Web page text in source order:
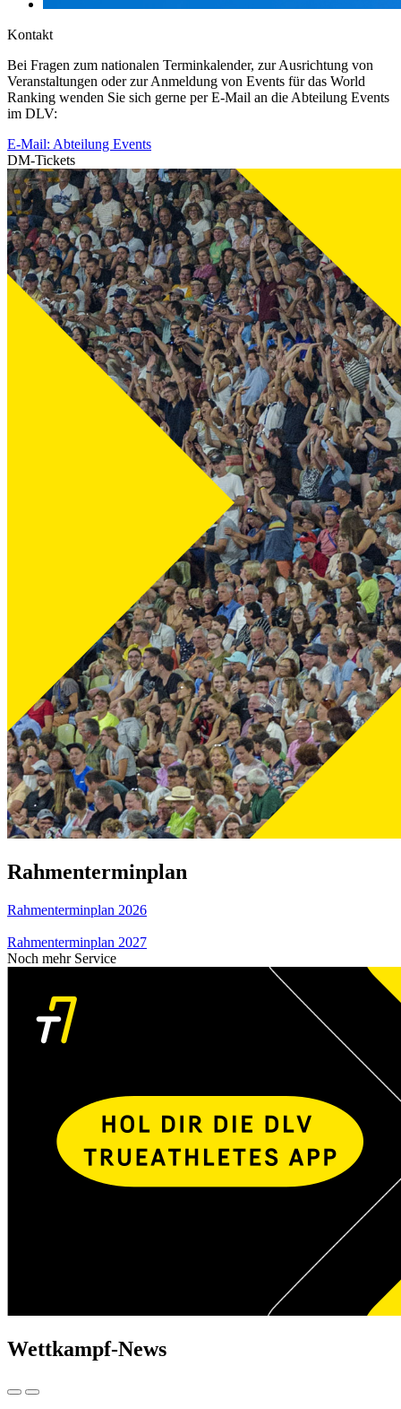
Kontakt
Bei Fragen zum nationalen Terminkalender, zur Ausrichtung von
Veranstaltungen oder zur Anmeldung von Events für das World
Ranking wenden Sie sich gerne per E-Mail an die Abteilung Events
im DLV:
E-Mail: Abteilung Events
DM-Tickets
Rahmenterminplan
Rahmenterminplan 2026
Rahmenterminplan 2027
Noch mehr Service
Wettkampf-News